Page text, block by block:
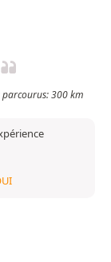
parcourus: 300 km